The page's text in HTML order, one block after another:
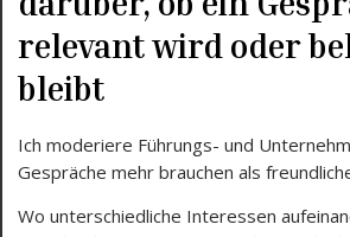
relevant wird oder
bleibt
Ich moderiere Führungs- und
Gespräche mehr brauchen als
Wo unterschiedliche Interessen